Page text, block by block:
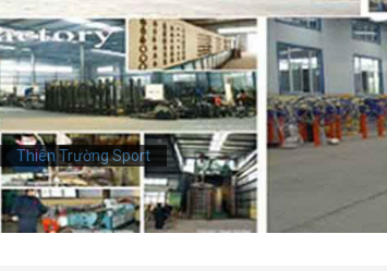
Thiên Trường Sport